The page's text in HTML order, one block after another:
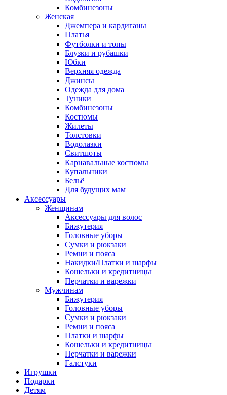
Комбинезоны
Женская
Джемпера и кардиганы
Платья
Футболки и топы
Блузки и рубашки
Юбки
Верхняя одежда
Джинсы
Одежда для дома
Туники
Комбинезоны
Костюмы
Жилеты
Толстовки
Водолазки
Свитшоты
Карнавальные костюмы
Купальники
Бельё
Для будущих мам
Аксессуары
Женщинам
Аксессуары для волос
Бижутерия
Головные уборы
Сумки и рюкзаки
Ремни и пояса
Накидки/Платки и шарфы
Кошельки и кредитницы
Перчатки и варежки
Мужчинам
Бижутерия
Головные уборы
Сумки и рюкзаки
Ремни и пояса
Платки и шарфы
Кошельки и кредитницы
Перчатки и варежки
Галстуки
Игрушки
Подарки
Детям